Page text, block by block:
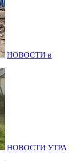
НОВОСТИ в
НОВОСТИ УТРА